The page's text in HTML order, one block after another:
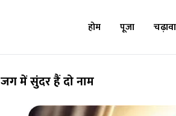
होम पूजा चढ़ावा
जग में सुंदर हैं दो नाम